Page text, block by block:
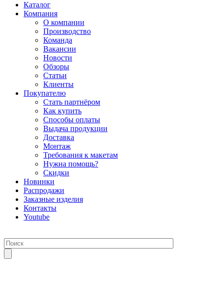
Каталог
Компания
О компании
Производство
Команда
Вакансии
Новости
Обзоры
Статьи
Клиенты
Покупателю
Стать партнёром
Как купить
Способы оплаты
Выдача продукции
Доставка
Монтаж
Требования к макетам
Нужна помощь?
Скидки
Новинки
Распродажи
Заказные изделия
Контакты
Youtube